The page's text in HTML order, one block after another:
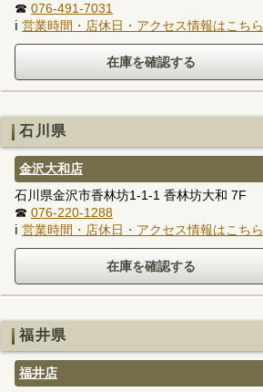
☎ 076-491-7031
ℹ 営業時間・店休日・アクセス情報はこちら
石川県
金沢大和店
石川県金沢市香林坊1-1-1 香林坊大和 7F
☎ 076-220-1288
ℹ 営業時間・店休日・アクセス情報はこちら
福井県
福井店